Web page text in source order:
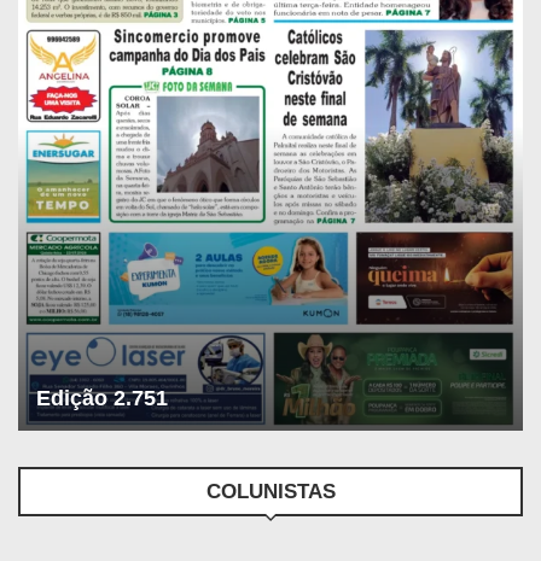
Edição 2.751
COLUNISTAS